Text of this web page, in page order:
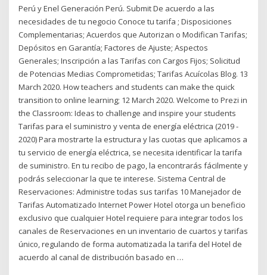
Perú y Enel Generación Perú. Submit De acuerdo a las
necesidades de tu negocio Conoce tu tarifa ; Disposiciones
Complementarias; Acuerdos que Autorizan o Modifican Tarifas;
Depósitos en Garantía; Factores de Ajuste; Aspectos
Generales; Inscripción a las Tarifas con Cargos Fijos; Solicitud
de Potencias Medias Comprometidas; Tarifas Acuícolas Blog. 13
March 2020. How teachers and students can make the quick
transition to online learning; 12 March 2020. Welcome to Prezi in
the Classroom: Ideas to challenge and inspire your students
Tarifas para el suministro y venta de energía eléctrica (2019 -
2020) Para mostrarte la estructura y las cuotas que aplicamos a
tu servicio de energía eléctrica, se necesita identificar la tarifa
de suministro. En tu recibo de pago, la encontrarás fácilmente y
podrás seleccionar la que te interese. Sistema Central de
Reservaciones: Administre todas sus tarifas 10 Manejador de
Tarifas Automatizado Internet Power Hotel otorga un beneficio
exclusivo que cualquier Hotel requiere para integrar todos los
canales de Reservaciones en un inventario de cuartos y tarifas
único, regulando de forma automatizada la tarifa del Hotel de
acuerdo al canal de distribución basado en …